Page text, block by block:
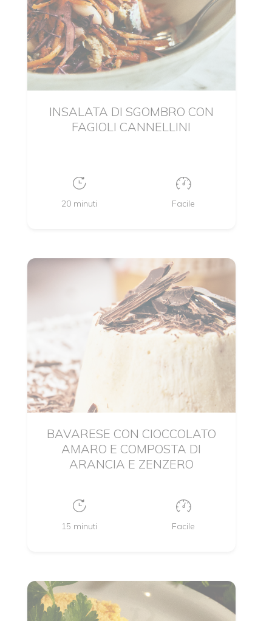
INSALATA DI SGOMBRO CON
FAGIOLI CANNELLINI
20 minuti Facile
BAVARESE CON CIOCCOLATO
AMARO E COMPOSTA DI
ARANCIA E ZENZERO
15 minuti Facile